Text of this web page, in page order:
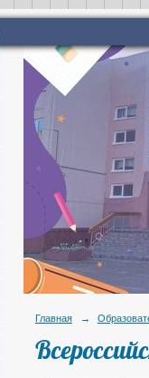
Главная →